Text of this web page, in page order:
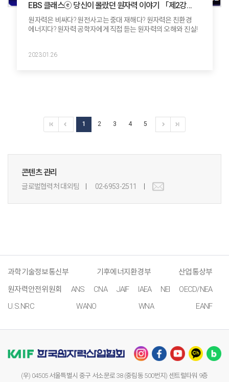
EBS 클래스ⓔ 당신이 몰랐던 원자력 이야기 「제2강
원자력의 두 얼굴」
원자력은 비싸다? 원전사고는 중대 재해다? 원자력은 친환경
에너지다? 원자력 공학자에게 직접 듣는 원자력의 오해와 진실!
2023.01.26
1 2 3 4 5
콘텐츠 관리
글로벌협력처 대외팀 02-6953-2511
과학기술정보통신부 기후에너지환경부
산업통상부
원자력안전위원회
ANS CNA JAIF IAEA NEI
OECD/NEA
U.S.NRC
WANO WNA EANF
(우) 04505 서울특별시 중구 서소문로 38 (중림동 500번지) 센트럴타워 9층